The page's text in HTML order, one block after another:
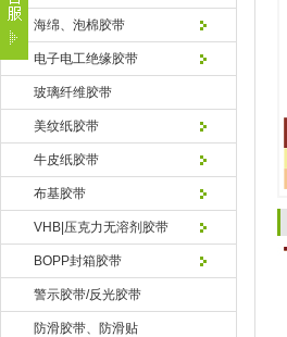
海绵、泡棉胶带
电子电工绝缘胶带
玻璃纤维胶带
美纹纸胶带
牛皮纸胶带
布基胶带
VHB|压克力无溶剂胶带
BOPP封箱胶带
警示胶带/反光胶带
防滑胶带、防滑贴